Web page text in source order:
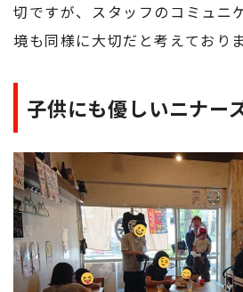
切ですが、スタッフのコミュニ
境も同様に大切だと考えておりま
子供にも優しいニナー